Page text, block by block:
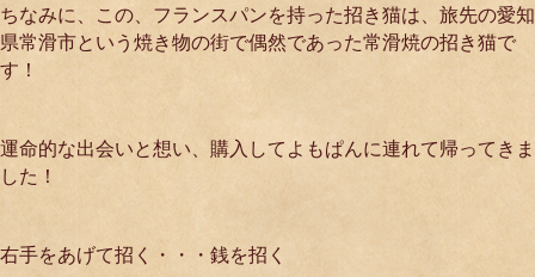
ちなみに、この、フランスパンを持った招き猫は、旅先の愛知
県常滑市という焼き物の街で偶然であった常滑焼の招き猫で
す！
運命的な出会いと想い、購入してよもぱんに連れて帰ってきま
した！
右手をあげて招く・・・銭を招く